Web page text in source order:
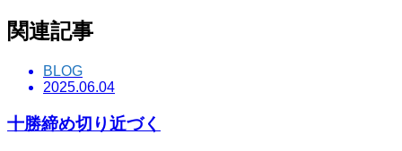
関連記事
BLOG
2025.06.04
十勝締め切り近づく